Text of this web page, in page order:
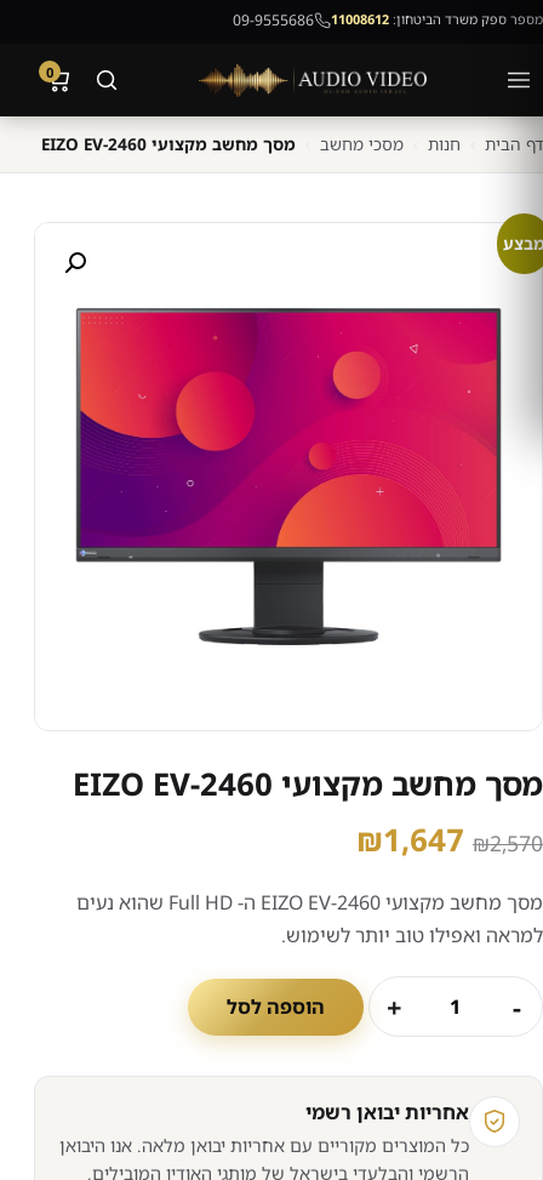
מספר ספק משרד הביטחון: 11008612
09-9555686
0
דף הבית חנות מסכי מחשב מסך מחשב מקצועי EIZO EV-2460
מסך מחשב מקצועי EIZO EV-2460
₪2,570
המחיר
המקורי
היה:
₪2,570.
₪1,647
הנוכחי
הוא:
₪1,647.
מסך מחשב מקצועי EIZO EV-2460 ה- Full HD שהוא נעים
למראה ואפילו טוב יותר לשימוש.
כמות
מסך
מחשב
מקצועי
−
+ הוספה לסל
אחריות יבואן רשמי
כל המוצרים מקוריים עם אחריות יבואן מלאה. אנו היבואן
הרשמי והבלעדי בישראל של מותגי האודיו המובילים.